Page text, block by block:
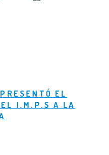
EL
I.M.P.S A LA